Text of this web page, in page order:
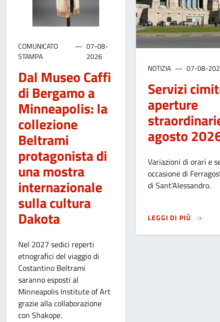
COMUNICATO
STAMPA
07-08-
2026
Dal Museo Caffi
di Bergamo a
Minneapolis: la
collezione
Beltrami
protagonista di
una mostra
internazionale
sulla cultura
Dakota
Nel 2027 sedici reperti
etnografici del viaggio di
Costantino Beltrami
saranno esposti al
Minneapolis Institute of Art
grazie alla collaborazione
con Shakope.
NOTIZIA 07-08-
Servizi
aperture
agosto
Variazioni di orari e
occasione di
di Sant’Alessandro.
LEGGI DI PIÙSU